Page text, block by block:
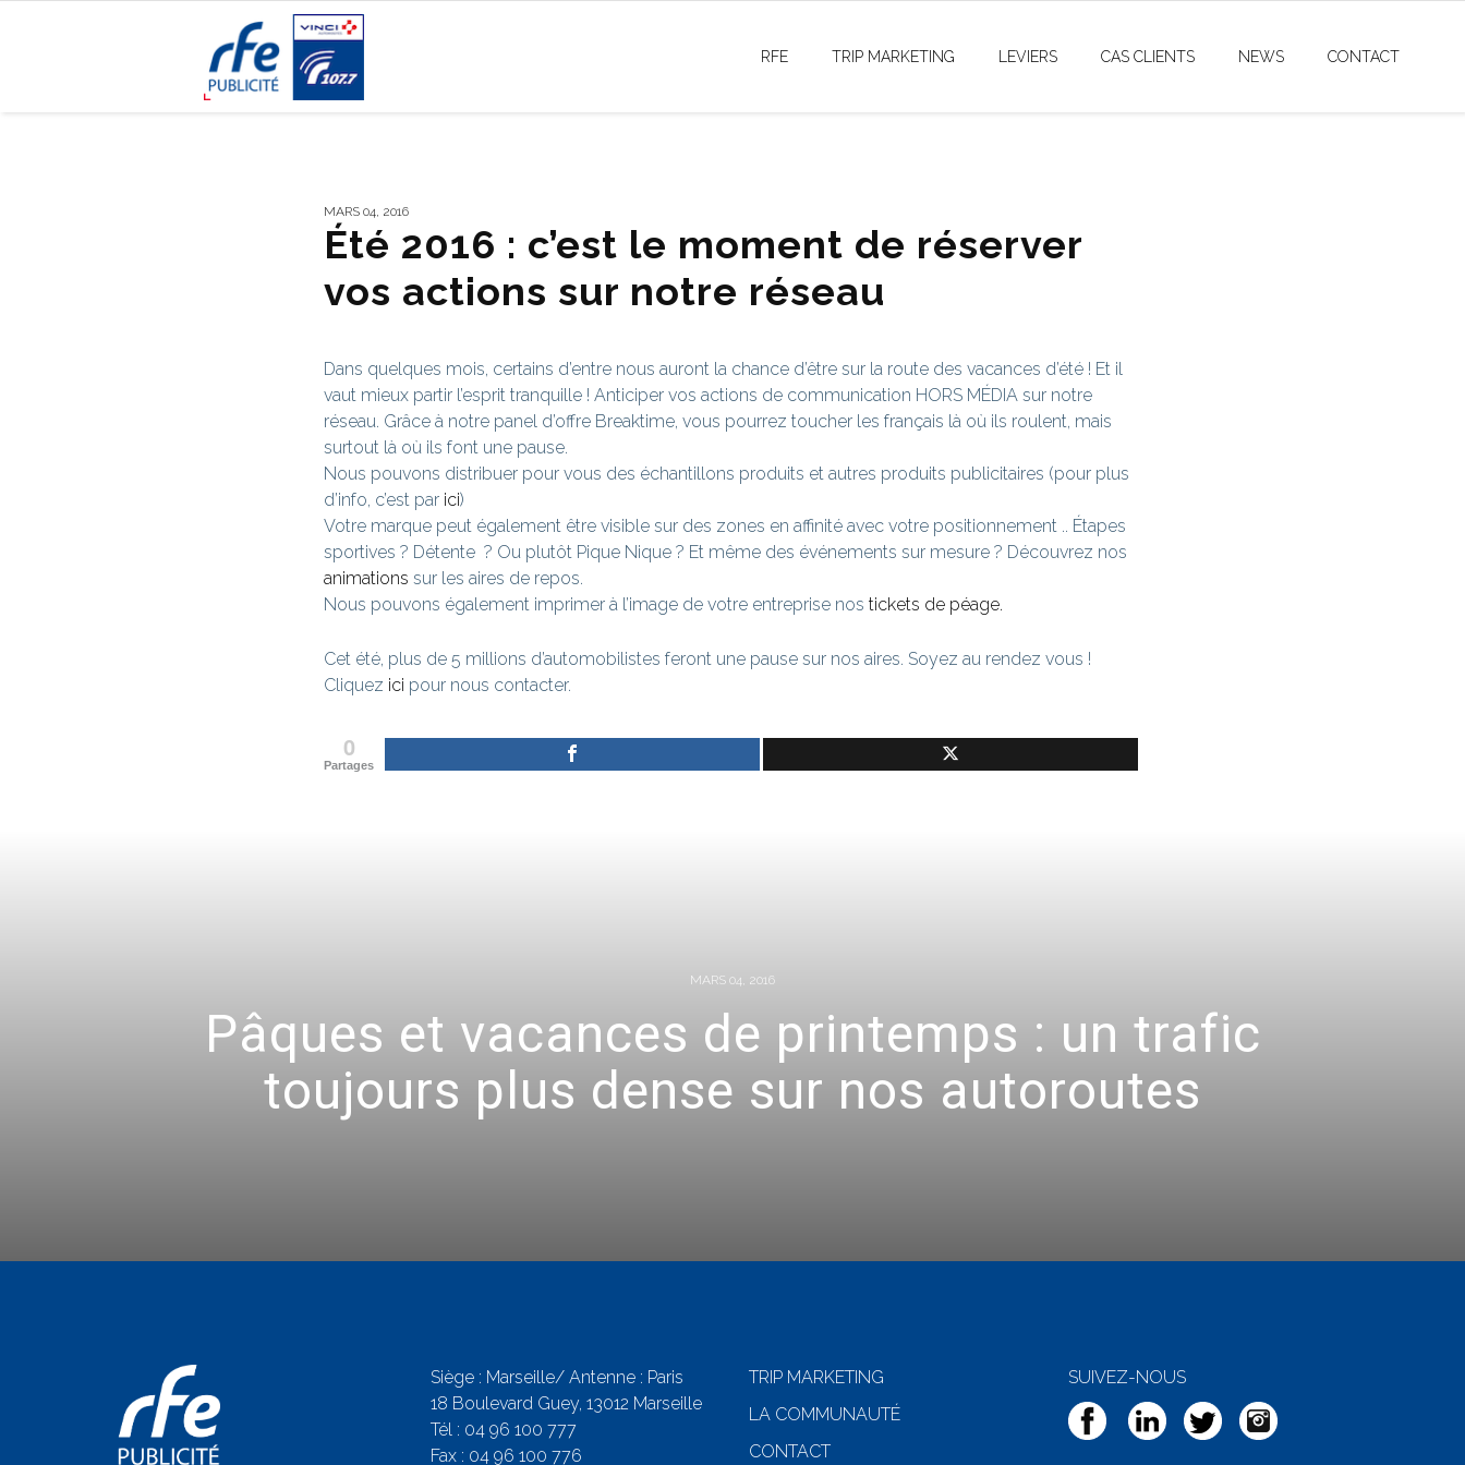
RFE TRIP MARKETING LEVIERS CAS CLIENTS NEWS CONTACT
MARS 04, 2016
Été 2016 : c’est le moment de réserver
vos actions sur notre réseau
Dans quelques mois, certains d’entre nous auront la chance d’être sur la route des vacances d’été ! Et il
vaut mieux partir l’esprit tranquille ! Anticiper vos actions de communication HORS MÉDIA sur notre
réseau. Grâce à notre panel d’offre Breaktime, vous pourrez toucher les français là où ils roulent, mais
surtout là où ils font une pause.
Nous pouvons distribuer pour vous des échantillons produits et autres produits publicitaires (pour plus
d’info, c’est par ici)
Votre marque peut également être visible sur des zones en affinité avec votre positionnement .. Étapes
sportives ? Détente ? Ou plutôt Pique Nique ? Et même des événements sur mesure ? Découvrez nos
animations sur les aires de repos.
Nous pouvons également imprimer à l’image de votre entreprise nos tickets de péage.
Cet été, plus de 5 millions d’automobilistes feront une pause sur nos aires. Soyez au rendez vous !
Cliquez ici pour nous contacter.
0
Partages
MARS 04, 2016
Pâques et vacances de printemps : un trafic
toujours plus dense sur nos autoroutes
Siège : Marseille/ Antenne : Paris
18 Boulevard Guey, 13012 Marseille
Tél : 04 96 100 777
Fax : 04 96 100 776
TRIP MARKETING
LA COMMUNAUTÉ
CONTACT
SUIVEZ-NOUS